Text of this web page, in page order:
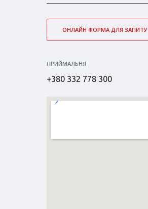
ОНЛАЙН ФОРМА ДЛЯ ЗАПИТУ
ПРИЙМАЛЬНЯ
+380 332 778 300